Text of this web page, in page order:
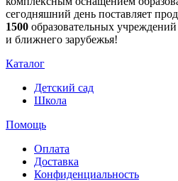
сегодняшний день поставляет
1500 образовательных учреждений
и ближнего зарубежья!
Каталог
Детский сад
Школа
Помощь
Оплата
Доставка
Конфиденциальность